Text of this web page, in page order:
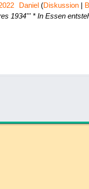
Daniel Diskussion
1934''' * In Essen